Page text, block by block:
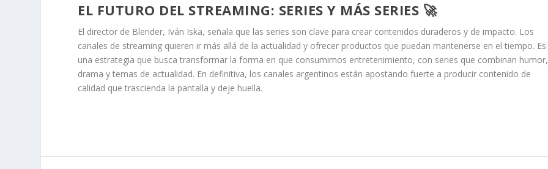
EL FUTURO DEL STREAMING: SERIES Y MÁS SERIES 🚀
El director de Blender, Iván Iska, señala que las series son clave para crear contenidos duraderos y de impacto. Los
canales de streaming quieren ir más allá de la actualidad y ofrecer productos que puedan mantenerse en el tiempo. Es
una estrategia que busca transformar la forma en que consumimos entretenimiento, con series que combinan humor,
drama y temas de actualidad. En definitiva, los canales argentinos están apostando fuerte a producir contenido de
calidad que trascienda la pantalla y deje huella.